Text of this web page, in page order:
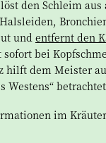
den Schleim
und entfernt den
bei
hilft dem Meister
Westens“
im